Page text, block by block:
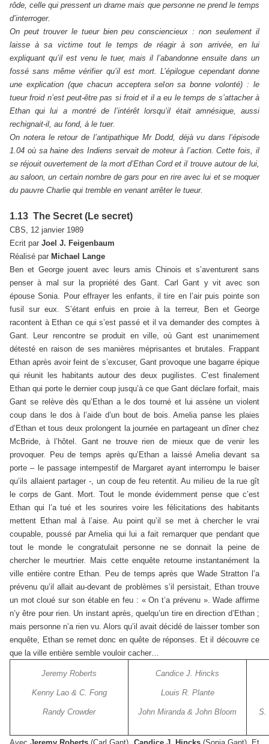
rôde, celle qui pressent un drame mais que personne ne prend le temps
d’interroger.
On peut trouver le tueur bien peu consciencieux : non seulement il
laisse à sa victime tout le temps de réagir à son arrivée, en lui
expliquant qu’il est venu le tuer, mais il l’abandonne ensuite dans un
fossé sans même vérifier qu’il est mort. L’épilogue cependant donne
une explication (que chacun acceptera selon sa bonne volonté) : le
tueur froid n’est peut-être pas si froid et il a eu le temps de s’attacher à
Ethan qui lui a montré de l’intérêt lorsqu’il était amnésique, aussi
rechignait-il, au fond, à le tuer.
On notera le retour de l’antipathique Mr Dodd, déjà vu dans l’épisode
1.04 où sa haine des Indiens servait de moteur à l’action. Cette fois, il
se réjouit ouvertement de la mort d’Ethan Cord et il trouve autour de lui,
au saloon, un certain nombre de gars pour en rire avec lui et se moquer
du pauvre Charlie qui tremble en venant arrêter le tueur.
1.13 The Secret (Le secret)
CBS, 12 janvier 1989
Ecrit par Joel J. Feigenbaum
Réalisé par Michael Lange
Ben et George jouent avec leurs amis Chinois et s’aventurent sans
penser à mal sur la propriété des Gant. Carl Gant y vit avec son
épouse Sonia. Pour effrayer les enfants, il tire en l’air puis pointe son
fusil sur eux. S’étant enfuis en proie à la terreur, Ben et George
racontent à Ethan ce qui s’est passé et il va demander des comptes à
Gant. Leur rencontre se produit en ville, où Gant est unanimement
détesté en raison de ses manières méprisantes et brutales. Frappant
Ethan après avoir feint de s’excuser, Gant provoque une bagarre épique
qui réunit les habitants autour des deux pugilistes. C’est finalement
Ethan qui porte le dernier coup jusqu’à ce que Gant déclare forfait, mais
Gant se relève dès qu’Ethan a le dos tourné et lui assène un violent
coup dans le dos à l’aide d’un bout de bois. Amelia panse les plaies
d’Ethan et tous deux prolongent la journée en partageant un dîner chez
McBride, à l’hôtel. Gant ne trouve rien de mieux que de venir les
provoquer. Peu de temps après qu’Ethan a laissé Amelia devant sa
porte – le passage intempestif de Margaret ayant interrompu le baiser
qu’ils allaient partager -, un coup de feu retentit. Au milieu de la rue gît
le corps de Gant. Mort. Tout le monde évidemment pense que c’est
Ethan qui l’a tué et les sourires voire les félicitations des habitants
mettent Ethan mal à l’aise. Au point qu’il se met à chercher le vrai
coupable, poussé par Amelia qui lui a fait remarquer que pendant que
tout le monde le congratulait personne ne se donnait la peine de
chercher le meurtrier. Mais cette enquête retourne instantanément la
ville entière contre Ethan. Peu de temps après que Wade Stratton l’a
prévenu qu’il allait au-devant de problèmes s’il persistait, Ethan trouve
un mot cloué sur son étable en feu : « On t’a prévenu ». Wade affirme
n’y être pour rien. Un instant après, quelqu’un tire en direction d’Ethan ;
mais personne n’a rien vu. Alors qu’il avait décidé de laisser tomber son
enquête, Ethan se remet donc en quête de réponses. Et il découvre ce
que la ville entière semble vouloir cacher…
Jeremy Roberts
Kenny Lao & C. Fong
Randy Crowder
Candice J. Hincks
Louis R. Plante
John Miranda & John Bloom S.